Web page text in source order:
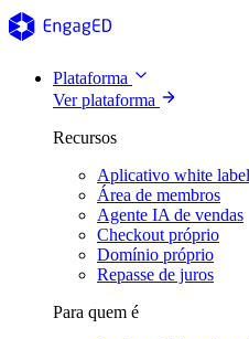
Plataforma
Ver plataforma
Recursos
Aplicativo white label
Área de membros
Agente IA de vendas
Checkout próprio
Domínio próprio
Repasse de juros
Para quem é